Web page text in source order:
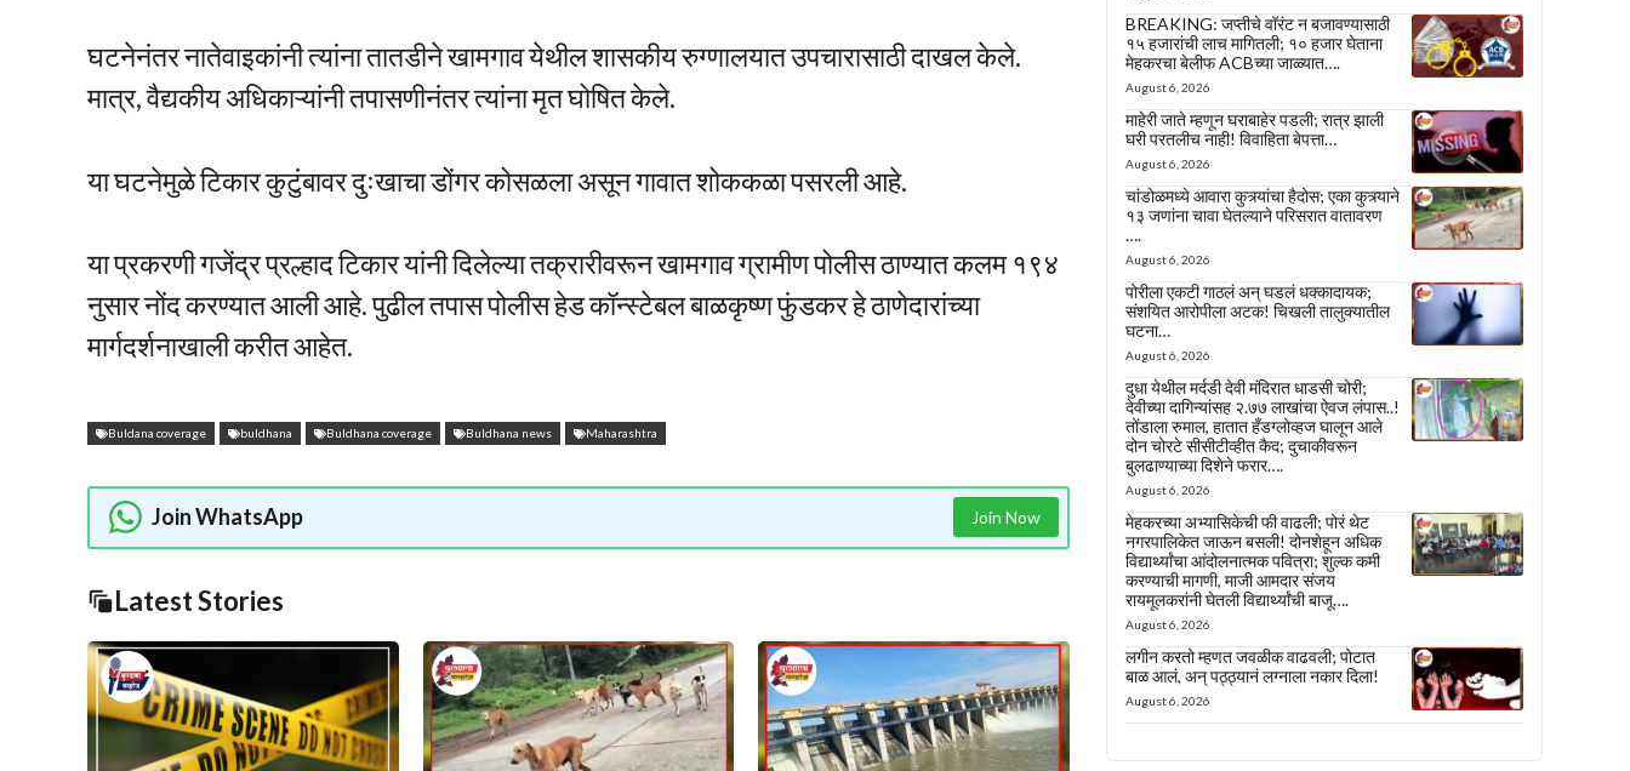
घटनेनंतर नातेवाइकांनी त्यांना तातडीने खामगाव येथील शासकीय रुग्णालयात उपचारासाठी दाखल केले.
मात्र, वैद्यकीय अधिकाऱ्यांनी तपासणीनंतर त्यांना मृत घोषित केले.
या घटनेमुळे टिकार कुटुंबावर दुःखाचा डोंगर कोसळला असून गावात शोककळा पसरली आहे.
या प्रकरणी गजेंद्र प्रल्हाद टिकार यांनी दिलेल्या तक्रारीवरून खामगाव ग्रामीण पोलीस ठाण्यात कलम १९४
नुसार नोंद करण्यात आली आहे. पुढील तपास पोलीस हेड कॉन्स्टेबल बाळकृष्ण फुंडकर हे ठाणेदारांच्या
मार्गदर्शनाखाली करीत आहेत.
Buldana coverage buldhana Buldhana coverage Buldhana news Maharashtra
Join WhatsApp Join Now
Latest Stories
BREAKING: जप्तीचे वॉरंट न बजावण्यासाठी
१५ हजारांची लाच मागितली; १० हजार घेताना
मेहकरचा बेलीफ ACBच्या जाळ्यात….
August 6, 2026
माहेरी जाते म्हणून घराबाहेर पडली; रात्र झाली
घरी परतलीच नाही! विवाहिता बेपत्ता…
August 6, 2026
चांडोळमध्ये आवारा कुत्र्यांचा हैदोस; एका कुत्र्याने
१३ जणांना चावा घेतल्याने परिसरात वातावरण
….
August 6, 2026
पोरीला एकटी गाठलं अन् घडलं धक्कादायक;
संशयित आरोपीला अटक! चिखली तालुक्यातील
घटना…
August 6, 2026
दुधा येथील मर्दडी देवी मंदिरात धाडसी चोरी;
देवीच्या दागिन्यांसह २.७७ लाखांचा ऐवज लंपास..!
तोंडाला रुमाल, हातात हँडग्लोव्हज घालून आले
दोन चोरटे सीसीटीव्हीत कैद; दुचाकीवरून
बुलढाण्याच्या दिशेने फरार….
August 6, 2026
मेहकरच्या अभ्यासिकेची फी वाढली; पोरं थेट
नगरपालिकेत जाऊन बसली! दोनशेहून अधिक
विद्यार्थ्यांचा आंदोलनात्मक पवित्रा; शुल्क कमी
करण्याची मागणी, माजी आमदार संजय
रायमूलकरांनी घेतली विद्यार्थ्यांची बाजू….
August 6, 2026
लगीन करतो म्हणत जवळीक वाढवली; पोटात
बाळ आलं, अन् पठ्ठ्यानं लग्नाला नकार दिला!
August 6, 2026